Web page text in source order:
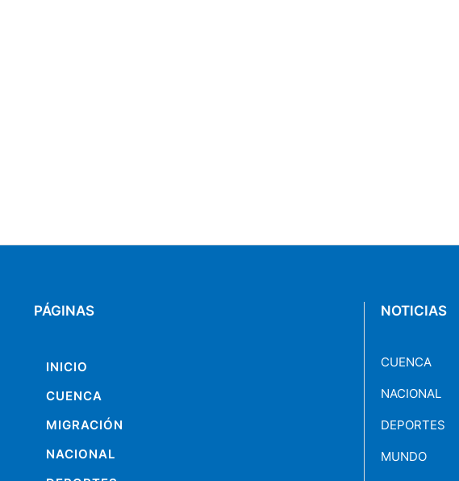
PÁGINAS
INICIO
CUENCA
MIGRACIÓN
NACIONAL
NOTICIAS
CUENCA
NACIONAL
DEPORTES
MUNDO